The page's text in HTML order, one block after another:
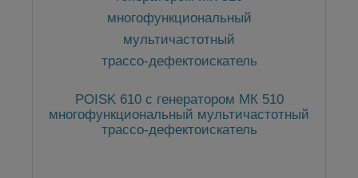
POISK 610 с генератором МК 510
многофункциональный мультичастотный
трассо-дефектоискатель